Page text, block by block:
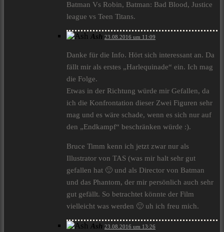
Batman Vs Robin, Batman: Bad Blood, Justice
league vs Teen Titans.
Ash 23.08.2016 um 11:09
Danke für die Info. Hört sich interessant an. Da
fällt mir als erstes „Harlequinade“ ein. Ich mag
die Folge.
Etwas in der Richtung würde mir Gefallen, da
ich die Konfrontation dieser Zwei Figuren sehr
mag und es wäre schade, wenn es sich nur auf
den „Endkampf“ beschränken würde :).
Bruce Timm kenn ich jetzt zwar nur als
Illustrator von TAS (was mir halt sehr gut
gefallen hat 🙂 und als Director von Batman
und das Phantom, der mir persönlich auch sehr
gut gefällt. So betrachtet könnte der Film
vielleicht was werden 🙂 uh ich freu mich.
Ash 23.08.2016 um 13:26